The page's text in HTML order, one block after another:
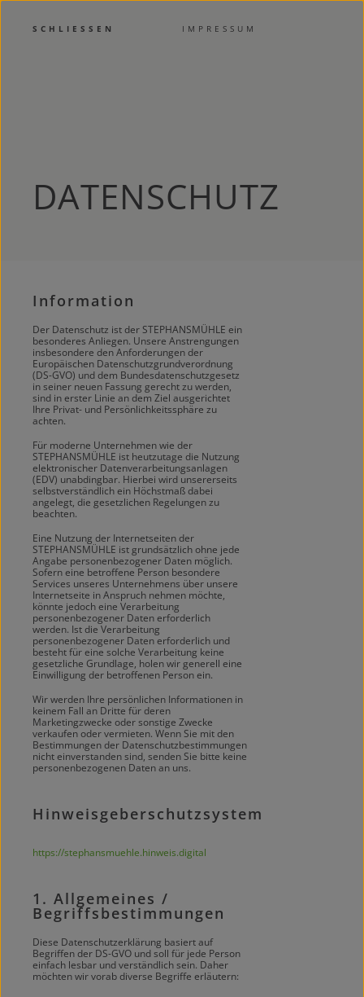
SCHLIESSEN IMPRESSUM
DATENSCHUTZ
Information
Der Datenschutz ist der STEPHANSMÜHLE ein
besonderes Anliegen. Unsere Anstrengungen
insbesondere den Anforderungen der
Europäischen Datenschutzgrundverordnung
(DS-GVO) und dem Bundesdatenschutzgesetz
in seiner neuen Fassung gerecht zu werden,
sind in erster Linie an dem Ziel ausgerichtet
Ihre Privat- und Persönlichkeitssphäre zu
achten.
Für moderne Unternehmen wie der
STEPHANSMÜHLE ist heutzutage die Nutzung
elektronischer Datenverarbeitungsanlagen
(EDV) unabdingbar. Hierbei wird unsererseits
selbstverständlich ein Höchstmaß dabei
angelegt, die gesetzlichen Regelungen zu
beachten.
Eine Nutzung der Internetseiten der
STEPHANSMÜHLE ist grundsätzlich ohne jede
Angabe personenbezogener Daten möglich.
Sofern eine betroffene Person besondere
Services unseres Unternehmens über unsere
Internetseite in Anspruch nehmen möchte,
könnte jedoch eine Verarbeitung
personenbezogener Daten erforderlich
werden. Ist die Verarbeitung
personenbezogener Daten erforderlich und
besteht für eine solche Verarbeitung keine
gesetzliche Grundlage, holen wir generell eine
Einwilligung der betroffenen Person ein.
Wir werden Ihre persönlichen Informationen in
keinem Fall an Dritte für deren
Marketingzwecke oder sonstige Zwecke
verkaufen oder vermieten. Wenn Sie mit den
Bestimmungen der Datenschutzbestimmungen
nicht einverstanden sind, senden Sie bitte keine
personenbezogenen Daten an uns.
Hinweisgeberschutzsystem
https://stephansmuehle.hinweis.digital
1. Allgemeines /
Begriffsbestimmungen
Diese Datenschutzerklärung basiert auf
Begriffen der DS-GVO und soll für jede Person
einfach lesbar und verständlich sein. Daher
möchten wir vorab diverse Begriffe erläutern: